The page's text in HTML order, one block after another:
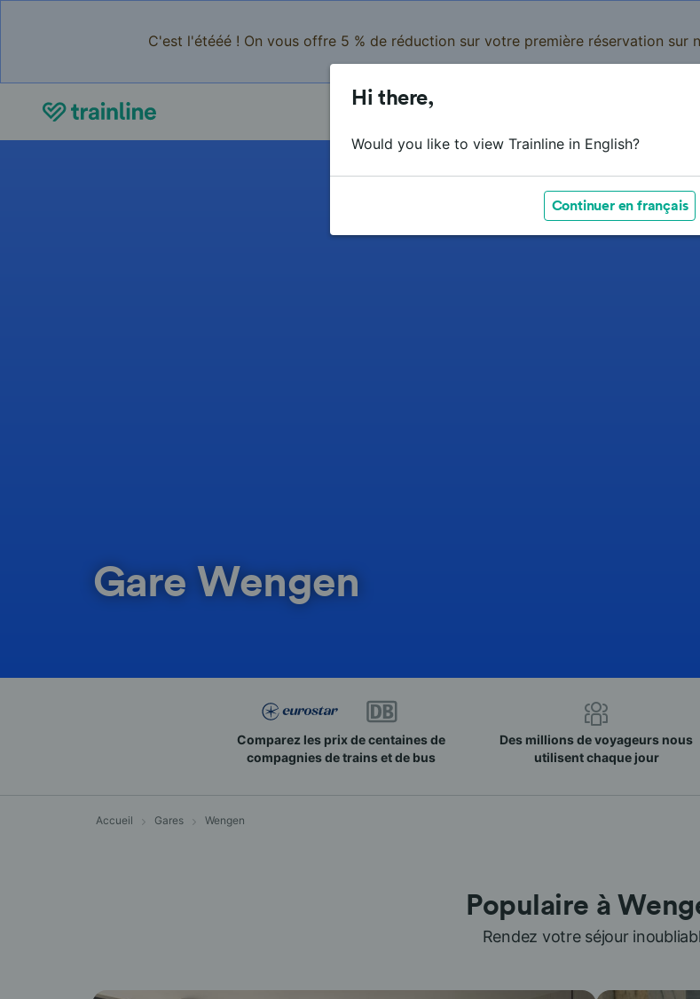
C'est l'étééé ! On vous offre 5 % de réduction sur votre première réservation sur
Gare Wengen
Comparez les prix de centaines de
compagnies de trains et de bus
Des millions de voyageurs nous
utilisent chaque jour
Accueil Gares Wengen
Populaire à
Rendez votre séjour
Hi there,
Would you like to view Trainline in English?
Continuer en français